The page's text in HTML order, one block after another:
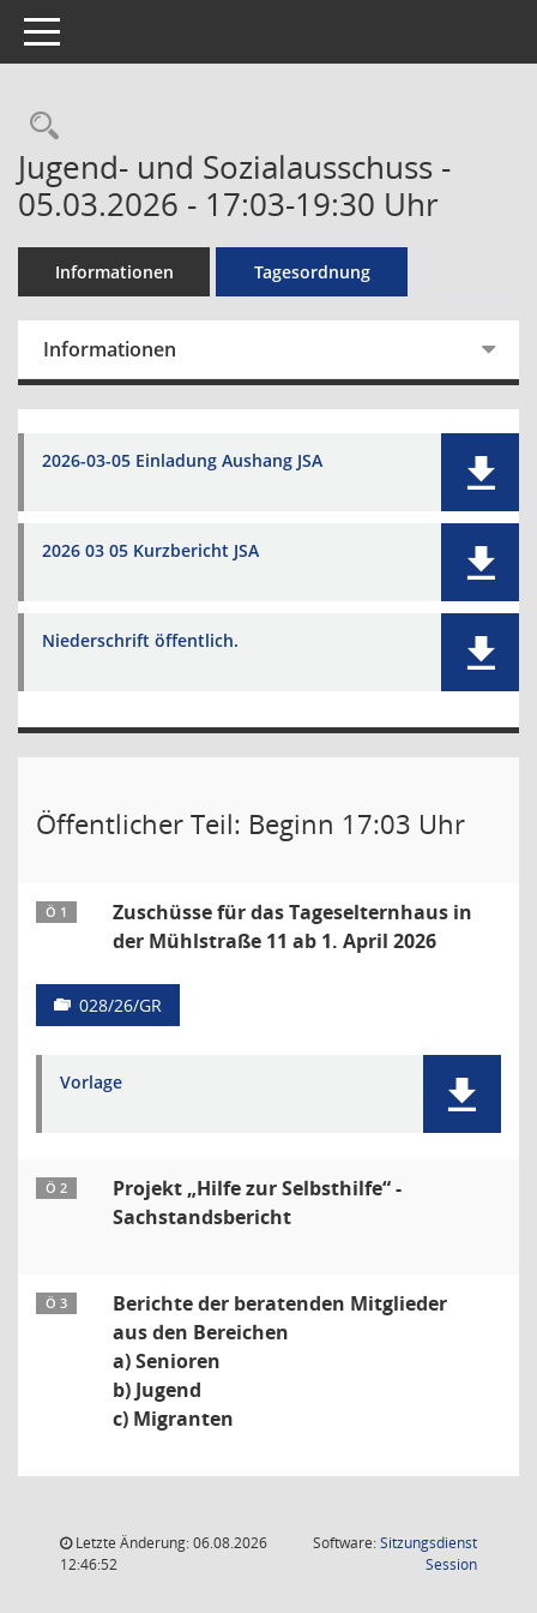
Toggle navigation
Rechercheauswahl
Jugend- und Sozialausschuss -
05.03.2026 - 17:03-19:30 Uhr
Informationen Tagesordnung
Informationen
2026-03-05 Einladung Aushang JSA
2026 03 05 Kurzbericht JSA
Niederschrift öffentlich.
Öffentlicher Teil: Beginn 17:03 Uhr
Ö 1
Zuschüsse für das Tageselternhaus in
der Mühlstraße 11 ab 1. April 2026
028/26/GR
Vorlage
Ö 2
Projekt „Hilfe zur Selbsthilfe“ -
Sachstandsbericht
Ö 3
Berichte der beratenden Mitglieder
aus den Bereichen
a) Senioren
b) Jugend
c) Migranten
Letzte Änderung: 06.08.2026
12:46:52
Software:Sitzungsdienst
Session(Wird in